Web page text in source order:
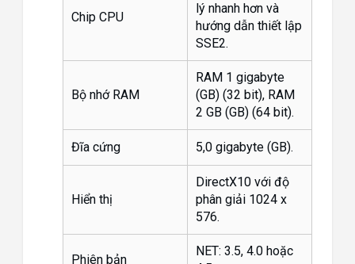
Chip CPU
lý nhanh hơn và
hướng dẫn thiết lập
SSE2.
Bộ nhớ RAM
RAM 1 gigabyte
(GB) (32 bit), RAM
2 GB (GB) (64 bit).
Đĩa cứng 5,0 gigabyte (GB).
Hiển thị
DirectX10 với độ
phân giải 1024 x
576.
Phiên bản
NET: 3.5, 4.0 hoặc